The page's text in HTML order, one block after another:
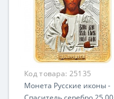
Код товара: 25135
Монета Русские иконы -